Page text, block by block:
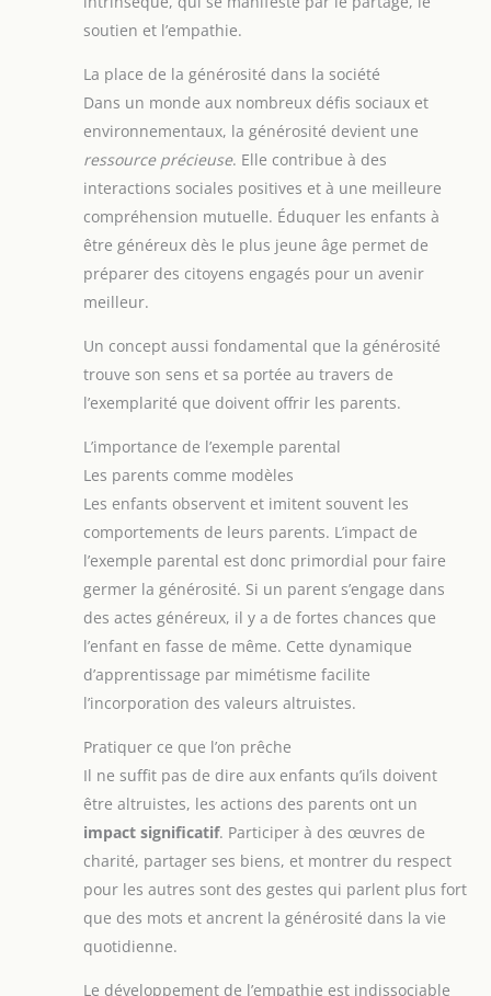
soutien et l’empathie.
La place de la générosité dans la société
Dans un monde aux nombreux défis sociaux et
environnementaux, la générosité devient une
ressource précieuse. Elle contribue à des
interactions sociales positives et à une meilleure
compréhension mutuelle. Éduquer les enfants à
être généreux dès le plus jeune âge permet de
préparer des citoyens engagés pour un avenir
meilleur.
Un concept aussi fondamental que la générosité
trouve son sens et sa portée au travers de
l’exemplarité que doivent offrir les parents.
L’importance de l’exemple parental
Les parents comme modèles
Les enfants observent et imitent souvent les
comportements de leurs parents. L’impact de
l’exemple parental est donc primordial pour faire
germer la générosité. Si un parent s’engage dans
des actes généreux, il y a de fortes chances que
l’enfant en fasse de même. Cette dynamique
d’apprentissage par mimétisme facilite
l’incorporation des valeurs altruistes.
Pratiquer ce que l’on prêche
Il ne suffit pas de dire aux enfants qu’ils doivent
être altruistes, les actions des parents ont un
impact significatif. Participer à des œuvres de
charité, partager ses biens, et montrer du respect
pour les autres sont des gestes qui parlent plus fort
que des mots et ancrent la générosité dans la vie
quotidienne.
Le développement de l’empathie est indissociable